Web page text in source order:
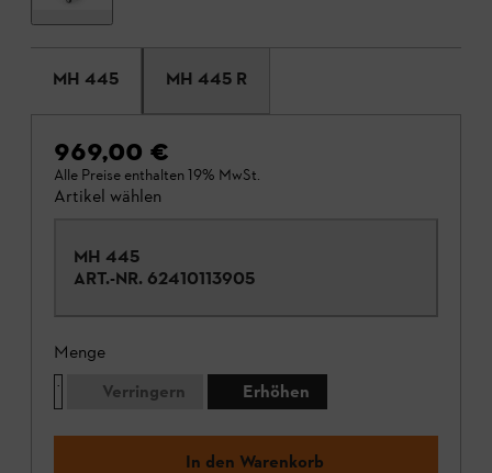
MH 445 MH 445 R
969,00 €
Alle Preise enthalten 19% MwSt.
Artikel wählen
MH 445
ART.-NR. 62410113905
Menge
Verringern
Erhöhen
In den Warenkorb